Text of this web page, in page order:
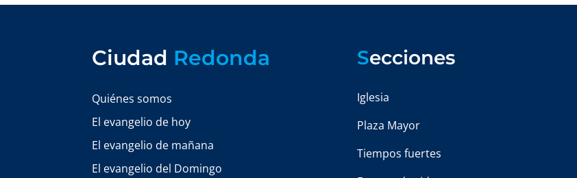
Ciudad Redonda
Quiénes somos
El evangelio de hoy
El evangelio de mañana
El evangelio del Domingo
Secciones
Iglesia
Plaza Mayor
Tiempos fuertes